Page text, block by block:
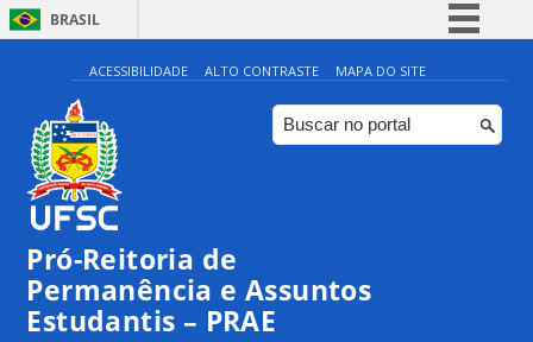
BRASIL
Simplifique!
Comunica BR
Participe
ACESSIBILIDADE ALTO CONTRASTE MAPA DO SITE
Pró-Reitoria de
Permanência e Assuntos
Estudantis – PRAE